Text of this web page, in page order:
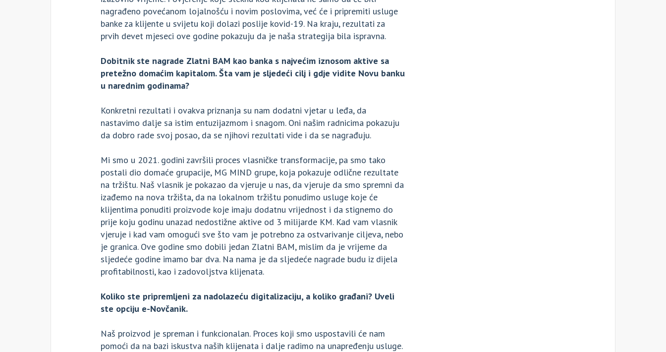
nagrađeno povećanom lojalnošću i novim poslovima, već će i pripremiti usluge
banke za klijente u svijetu koji dolazi poslije kovid-19. Na kraju, rezultati za
prvih devet mjeseci ove godine pokazuju da je naša strategija bila ispravna.
Dobitnik ste nagrade Zlatni BAM kao banka s najvećim iznosom aktive sa
pretežno domaćim kapitalom. Šta vam je sljedeći cilj i gdje vidite Novu banku
u narednim godinama?
Konkretni rezultati i ovakva priznanja su nam dodatni vjetar u leđa, da
nastavimo dalje sa istim entuzijazmom i snagom. Oni našim radnicima pokazuju
da dobro rade svoj posao, da se njihovi rezultati vide i da se nagrađuju.
Mi smo u 2021. godini završili proces vlasničke transformacije, pa smo tako
postali dio domaće grupacije, MG MIND grupe, koja pokazuje odlične rezultate
na tržištu. Naš vlasnik je pokazao da vjeruje u nas, da vjeruje da smo spremni da
izađemo na nova tržišta, da na lokalnom tržištu ponudimo usluge koje će
klijentima ponuditi proizvode koje imaju dodatnu vrijednost i da stignemo do
prije koju godinu unazad nedostižne aktive od 3 milijarde KM. Kad vam vlasnik
vjeruje i kad vam omogući sve što vam je potrebno za ostvarivanje ciljeva, nebo
je granica. Ove godine smo dobili jedan Zlatni BAM, mislim da je vrijeme da
sljedeće godine imamo bar dva. Na nama je da sljedeće nagrade budu iz dijela
profitabilnosti, kao i zadovoljstva klijenata.
Koliko ste pripremljeni za nadolazeću digitalizaciju, a koliko građani? Uveli
ste opciju e-Novčanik.
Naš proizvod je spreman i funkcionalan. Proces koji smo uspostavili će nam
pomoći da na bazi iskustva naših klijenata i dalje radimo na unapređenju usluge.